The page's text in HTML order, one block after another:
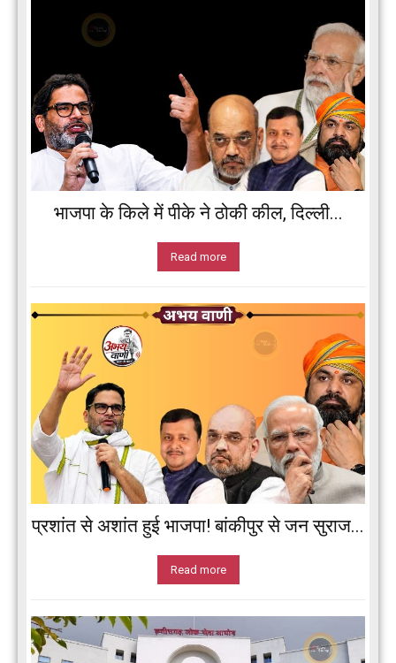
भाजपा के किले में पीके ने ठोकी कील, दिल्ली...
Read more
प्रशांत से अशांत हुई भाजपा! बांकीपुर से जन सुराज...
Read more